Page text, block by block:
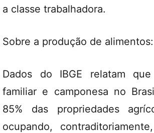
a classe trabalhadora.
Sobre a produção de alimentos:
Dados do IBGE relatam
familiar e camponesa no
85% das propriedades
ocupando,